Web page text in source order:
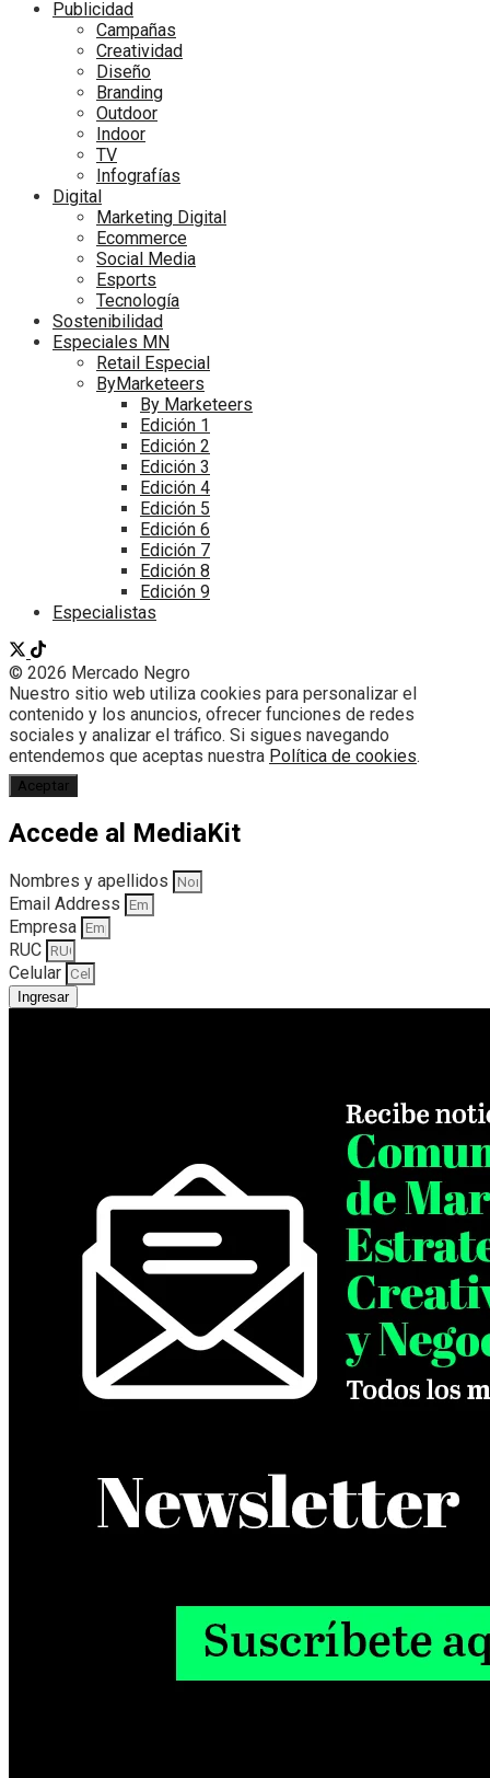
Publicidad
Campañas
Creatividad
Diseño
Branding
Outdoor
Indoor
TV
Infografías
Digital
Marketing Digital
Ecommerce
Social Media
Esports
Tecnología
Sostenibilidad
Especiales MN
Retail Especial
ByMarketeers
By Marketeers
Edición 1
Edición 2
Edición 3
Edición 4
Edición 5
Edición 6
Edición 7
Edición 8
Edición 9
Especialistas
© 2026 Mercado Negro
Nuestro sitio web utiliza cookies para personalizar el
contenido y los anuncios, ofrecer funciones de redes
sociales y analizar el tráfico. Si sigues navegando
entendemos que aceptas nuestra Política de cookies.
Aceptar
Accede al MediaKit
Nombres y apellidos
Email Address
Empresa
RUC
Celular
Ingresar